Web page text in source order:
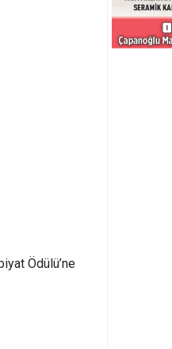
Ödülü’ne